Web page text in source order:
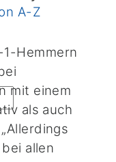
A-Z
Hemmern
mit einem
als auch
allen